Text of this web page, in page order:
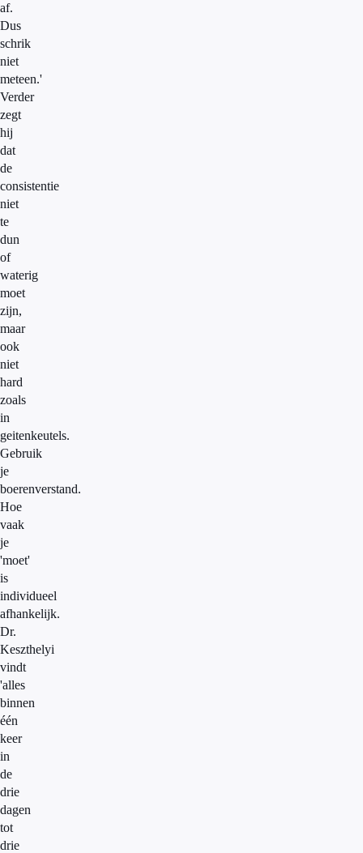
af.
Dus
schrik
niet
meteen.'
Verder
zegt
hij
dat
de
consistentie
niet
te
dun
of
waterig
moet
zijn,
maar
ook
niet
hard
zoals
in
geitenkeutels.
Gebruik
je
boerenverstand.
Hoe
vaak
je
'moet'
is
individueel
afhankelijk.
Dr.
Keszthelyi
vindt
'alles
binnen
één
keer
in
de
drie
dagen
tot
drie